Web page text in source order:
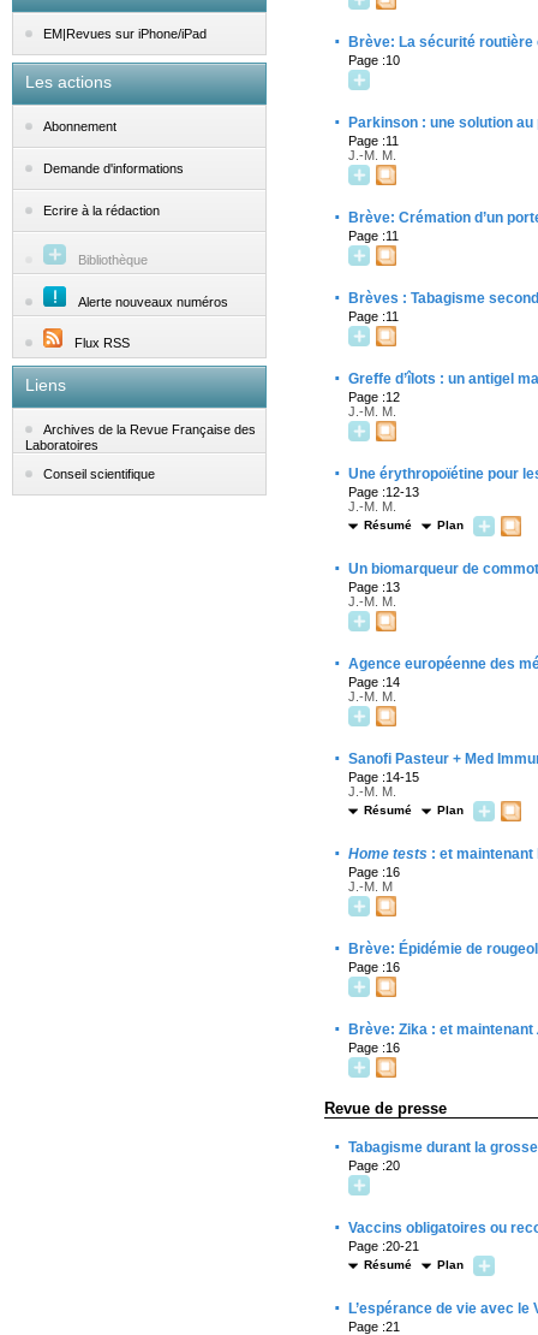
EM|Revues sur iPhone/iPad
Les actions
Abonnement
Demande d'informations
Ecrire à la rédaction
Bibliothèque
Alerte nouveaux numéros
Flux RSS
Liens
Archives de la Revue Française des
Laboratoires
Conseil scientifique
· Brève: La sécurité routière
Page :10
· Parkinson : une solution
Page :11
J.-M. M.
· Brève: Crémation d’un
Page :11
· Brèves : Tabagisme
Page :11
· Greffe d’îlots : un antigel
Page :12
J.-M. M.
· Une érythropoïétine pour
Page :12-13
J.-M. M.
Résumé Plan
· Un biomarqueur de
Page :13
J.-M. M.
· Agence européenne des
Page :14
J.-M. M.
· Sanofi Pasteur + Med
Page :14-15
J.-M. M.
Résumé Plan
· Home tests : et maintenant
Page :16
J.-M. M
· Brève: Épidémie de
Page :16
· Brève: Zika : et maintenant
Page :16
Revue de presse
· Tabagisme durant la
Page :20
· Vaccins obligatoires ou
Page :20-21
Résumé Plan
· L’espérance de vie avec
Page :21